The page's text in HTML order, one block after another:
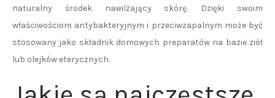
naturalny środek nawilżający skórę. Dzięki swoim
właściwościom antybakteryjnym i przeciwzapalnym może być
stosowany jako składnik domowych preparatów na bazie ziół
lub olejków eterycznych.